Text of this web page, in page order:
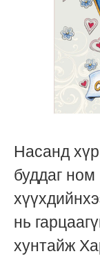
Насанд
буддаг
нь
хунтайж